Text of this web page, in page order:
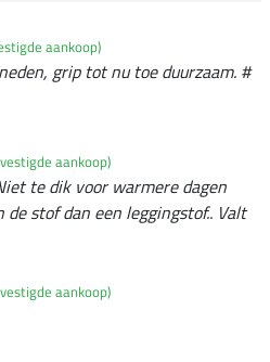
aankoop)
grip tot nu toe duurzaam. #
aankoop)
te dik voor warmere dagen
stof dan een leggingstof.. Valt
aankoop)